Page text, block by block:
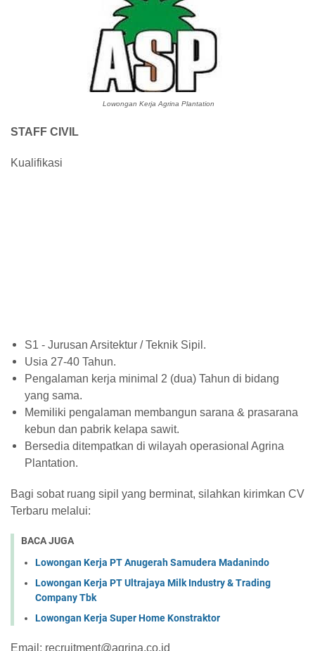
Lowongan Kerja Agrina Plantation
STAFF CIVIL
Kualifikasi
S1 - Jurusan Arsitektur / Teknik Sipil.
Usia 27-40 Tahun.
Pengalaman kerja minimal 2 (dua) Tahun di bidang
yang sama.
Memiliki pengalaman membangun sarana & prasarana
kebun dan pabrik kelapa sawit.
Bersedia ditempatkan di wilayah operasional Agrina
Plantation.
Bagi sobat ruang sipil yang berminat, silahkan kirimkan CV
Terbaru melalui:
BACA JUGA
Lowongan Kerja PT Anugerah Samudera Madanindo
Lowongan Kerja PT Ultrajaya Milk Industry & Trading
Company Tbk
Lowongan Kerja Super Home Konstraktor
Email: recruitment@agrina.co.id